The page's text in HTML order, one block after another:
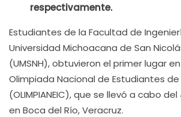
respectivamente.
Estudiantes de la Facultad de
Universidad Michoacana de San
(UMSNH), obtuvieron el primer lugar en
Olimpiada Nacional de Estudiantes de
(OLIMPIANEIC), que se llevó a cabo
en Boca del Río, Veracruz.